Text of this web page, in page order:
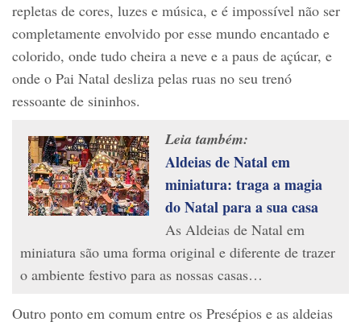
repletas de cores, luzes e música, e é impossível não ser
completamente envolvido por esse mundo encantado e
colorido, onde tudo cheira a neve e a paus de açúcar, e
onde o Pai Natal desliza pelas ruas no seu trenó
ressoante de sininhos.
Leia também:
Aldeias de Natal em
miniatura: traga a magia
do Natal para a sua casa
As Aldeias de Natal em
miniatura são uma forma original e diferente de trazer
o ambiente festivo para as nossas casas…
Outro ponto em comum entre os Presépios e as aldeias